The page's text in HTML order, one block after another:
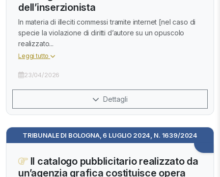
dell’inserzionista
In materia di illeciti commessi tramite internet [nel caso di
specie la violazione di diritti d’autore su un opuscolo
realizzato...
Leggi tutto
23/04/2026
Dettagli
TRIBUNALE DI BOLOGNA, 6 LUGLIO 2024, N. 1639/2024
Il catalogo pubblicitario realizzato da
un’agenzia grafica costituisce opera